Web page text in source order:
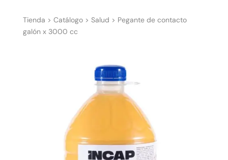
Tienda > Catálogo> Salud > Pegante de contacto
galón x 3000 cc